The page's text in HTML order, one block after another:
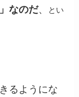
なのだ、
とい
るようにな